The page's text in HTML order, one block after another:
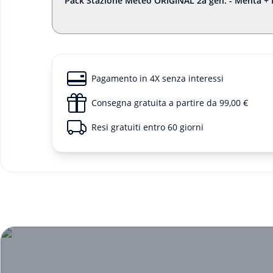
Pagamento in 4X senza interessi
Consegna gratuita a partire da 99,00 €
Resi gratuiti entro 60 giorni